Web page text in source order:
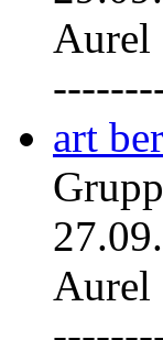
Aurel
art
Aurel